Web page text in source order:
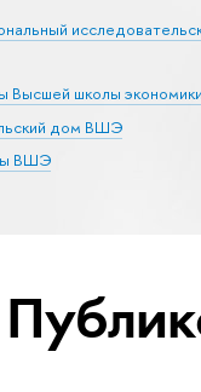
Высшей школы экономики
дом ВШЭ
ВШЭ